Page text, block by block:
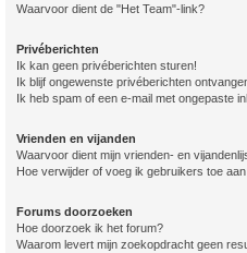
Waarvoor dient de "Het Team"-link?
Privéberichten
Ik kan geen privéberichten sturen!
Ik blijf ongewenste privéberichten
Ik heb spam of een e-mail met ongepaste
Vrienden en vijanden
Waarvoor dient mijn vrienden- en
Hoe verwijder of voeg ik gebruikers toe
Forums doorzoeken
Hoe doorzoek ik het forum?
Waarom levert mijn zoekopdracht geen